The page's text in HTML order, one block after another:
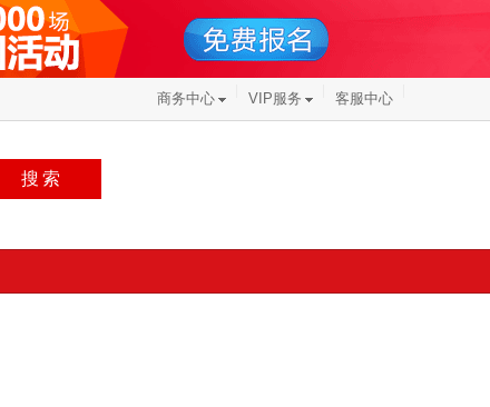
商务中心 VIP服务 客服中心
搜索